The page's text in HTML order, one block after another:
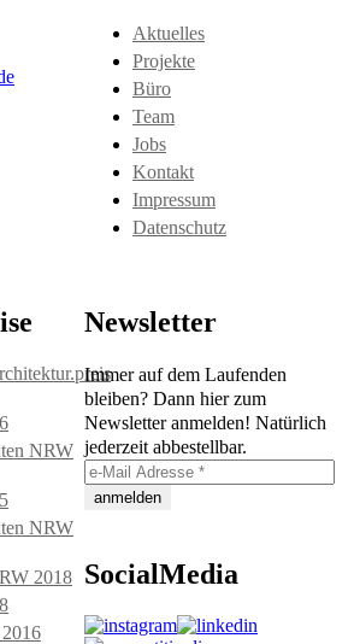
Aktuelles
Projekte
Büro
Team
Jobs
Kontakt
Impressum
Datenschutz
NRW
NRW
2018
Newsletter
Immer auf dem Laufenden
bleiben? Dann hier zum
Newsletter anmelden! Natürlich
jederzeit abbestellbar.
SocialMedia